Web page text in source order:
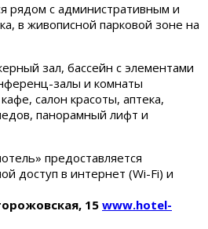
рядом с административным и
в живописной парковой зоне на
зал, бассейн с элементами
залы и комнаты
салон красоты, аптека,
панорамный лифт и
предоставляется
доступ в интернет (Wi-Fi) и
15 www.hotel-